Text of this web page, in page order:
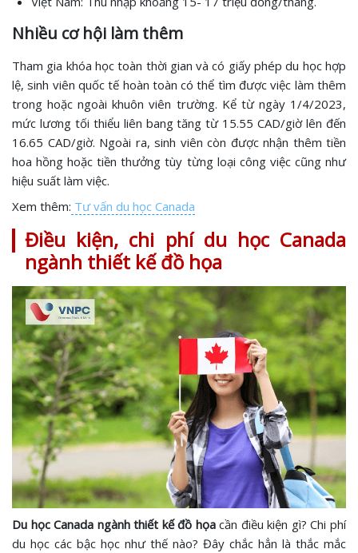
Nhiều cơ hội làm thêm
Tham gia khóa học toàn thời gian và có giấy phép du học hợp
lệ, sinh viên quốc tế hoàn toàn có thể tìm được việc làm thêm
trong hoặc ngoài khuôn viên trường. Kể từ ngày 1/4/2023,
mức lương tối thiểu liên bang tăng từ 15.55 CAD/giờ lên đến
16.65 CAD/giờ. Ngoài ra, sinh viên còn được nhận thêm tiền
hoa hồng hoặc tiền thưởng tùy từng loại công việc cũng như
hiệu suất làm việc.
Xem thêm: Tư vấn du học Canada
Điều kiện, chi phí du học Canada
ngành thiết kế đồ họa
Du học Canada ngành thiết kế đồ họacần điều kiện gì? Chi phí
du học các bậc học như thế nào? Đây chắc hẳn là thắc mắc